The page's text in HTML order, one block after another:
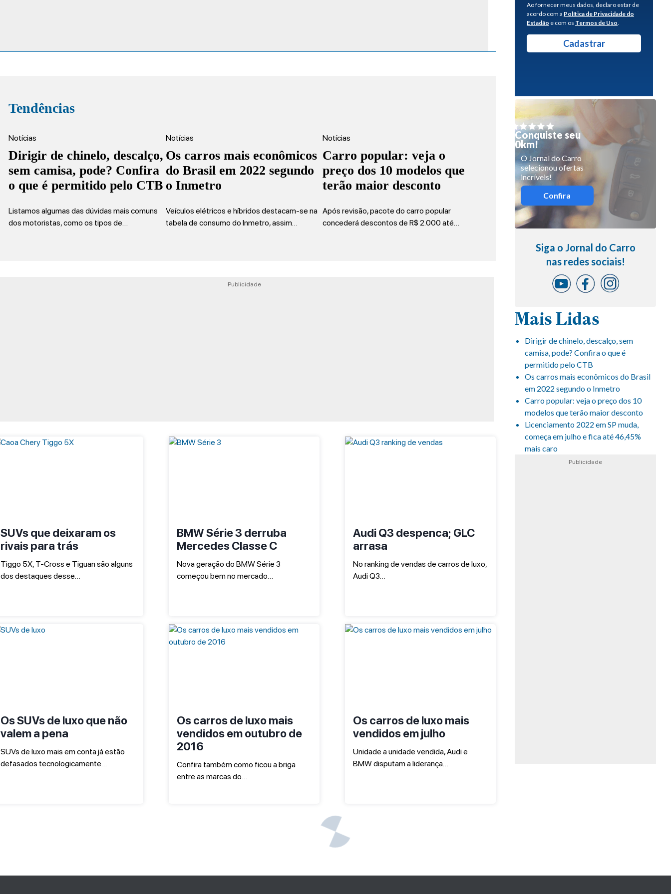
Tendências
Notícias
Dirigir de chinelo, descalço,
sem camisa, pode? Confira
o que é permitido pelo CTB
Listamos algumas das dúvidas mais comuns
dos motoristas, como os tipos de…
Notícias
Os carros mais econômicos
do Brasil em 2022 segundo
o Inmetro
Veículos elétricos e híbridos destacam-se na
tabela de consumo do Inmetro, assim…
Notícias
Carro popular: veja o
preço dos 10 modelos que
terão maior desconto
Após revisão, pacote do carro popular
concederá descontos de R$ 2.000 até…
Publicidade
SUVs que deixaram os
rivais para trás
Tiggo 5X, T-Cross e Tiguan são alguns
dos destaques desse…
BMW Série 3 derruba
Mercedes Classe C
Nova geração do BMW Série 3
começou bem no mercado…
Audi Q3 despenca; GLC
arrasa
No ranking de vendas de carros de luxo,
Audi Q3…
Os SUVs de luxo que não
valem a pena
SUVs de luxo mais em conta já estão
defasados tecnologicamente…
Os carros de luxo mais
vendidos em outubro de
2016
Confira também como ficou a briga
entre as marcas do…
Os carros de luxo mais
vendidos em julho
Unidade a unidade vendida, Audi e
BMW disputam a liderança…
Ao fornecer meus dados, declaro estar de
acordo com a Política de Privacidade do
Estadão e com os Termos de Uso.
Conquiste seu
0km!
O Jornal do Carro
selecionou ofertas
incríveis!
Confira
Siga o Jornal do Carro
nas redes sociais!
Mais Lidas
Dirigir de chinelo, descalço, sem
camisa, pode? Confira o que é
permitido pelo CTB
Os carros mais econômicos do Brasil
em 2022 segundo o Inmetro
Carro popular: veja o preço dos 10
modelos que terão maior desconto
Licenciamento 2022 em SP muda,
começa em julho e fica até 46,45%
mais caro
Publicidade